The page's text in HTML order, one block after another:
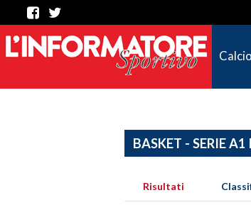
Calcio
BASKET - SERIE
Risultati